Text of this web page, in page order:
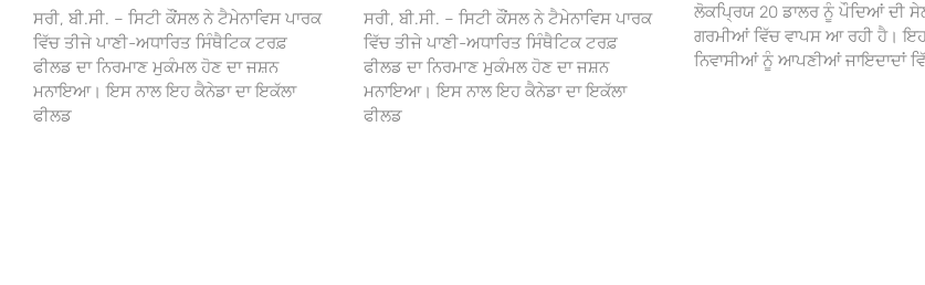
ਸਰੀ, ਬੀ.ਸੀ. – ਸਿਟੀ ਕੌਂਸਲ ਨੇ ਟੈਮੇਨਾਵਿਸ ਪਾਰਕ
ਵਿੱਚ ਤੀਜੇ ਪਾਣੀ-ਅਧਾਰਿਤ ਸਿੰਥੈਟਿਕ ਟਰਫ਼
ਫੀਲਡ ਦਾ ਨਿਰਮਾਣ ਮੁਕੰਮਲ ਹੋਣ ਦਾ ਜਸ਼ਨ
ਮਨਾਇਆ। ਇਸ ਨਾਲ ਇਹ ਕੈਨੇਡਾ ਦਾ ਇਕੱਲਾ
ਫੀਲਡ
ਸਰੀ, ਬੀ.ਸੀ. – ਸਿਟੀ ਕੌਂਸਲ ਨੇ ਟੈਮੇਨਾਵਿਸ ਪਾਰਕ
ਵਿੱਚ ਤੀਜੇ ਪਾਣੀ-ਅਧਾਰਿਤ ਸਿੰਥੈਟਿਕ ਟਰਫ਼
ਫੀਲਡ ਦਾ ਨਿਰਮਾਣ ਮੁਕੰਮਲ ਹੋਣ ਦਾ ਜਸ਼ਨ
ਮਨਾਇਆ। ਇਸ ਨਾਲ ਇਹ ਕੈਨੇਡਾ ਦਾ ਇਕੱਲਾ
ਫੀਲਡ
ਲੋਕਪ੍ਰਿਯ 20 ਡਾਲਰ ਨੂੰ ਪੌਦਿਆਂ ਦੀ
ਗਰਮੀਆਂ ਵਿੱਚ ਵਾਪਸ ਆ ਰਹੀ ਹੈ।
ਨਿਵਾਸੀਆਂ ਨੂੰ ਆਪਣੀਆਂ ਜਾਇਦਾਦਾਂ